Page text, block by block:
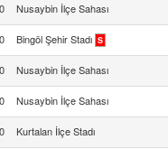
Nusaybin İlçe Sahası
Bingöl Şehir Stadı S
Nusaybin İlçe Sahası
Nusaybin İlçe Sahası
Kurtalan İlçe Stadı